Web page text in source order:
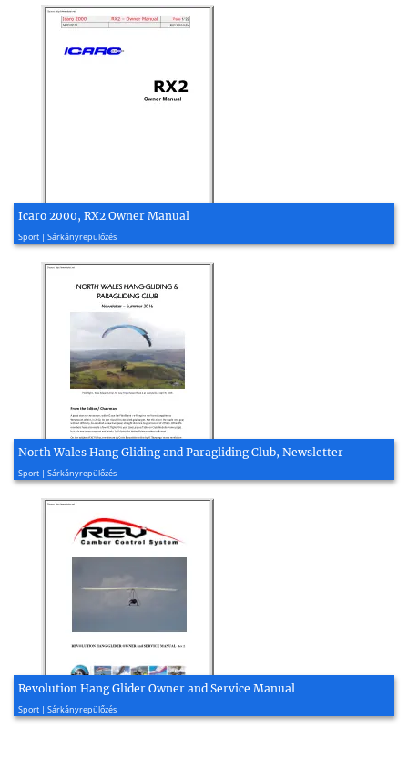
Icaro 2000, RX2 Owner Manual
Sport | Sárkányrepülőzés
2010, 22 oldal
North Wales Hang Gliding and Paragliding Club, Newsletter
Sport | Sárkányrepülőzés
2016, 6 oldal
Revolution Hang Glider Owner and Service Manual
Sport | Sárkányrepülőzés
2011, 43 oldal